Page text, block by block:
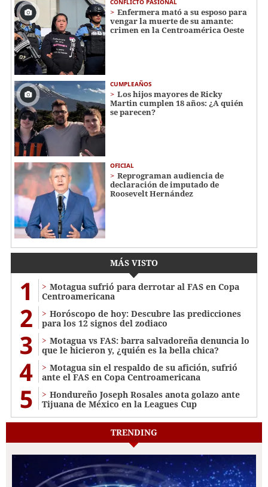
CONFLICTO PASIONAL
Enfermera mató a su esposo para
vengar la muerte de su amante:
crimen en la Centroamérica Oeste
CUMPLEAÑOS
Los hijos mayores de Ricky
Martin cumplen 18 años: ¿A quién
se parecen?
OFICIAL
Reprograman audiencia de
declaración de imputado de
Roosevelt Hernández
MÁS VISTO
1
Motagua sufrió para derrotar al FAS en Copa
Centroamericana
2
Horóscopo de hoy: Descubre las predicciones
para los 12 signos del zodiaco
3
Motagua vs FAS: barra salvadoreña denuncia lo
que le hicieron y, ¿quién es la bella chica?
4
Motagua sin el respaldo de su afición, sufrió
ante el FAS en Copa Centroamericana
5
Hondureño Joseph Rosales anota golazo ante
Tijuana de México en la Leagues Cup
TRENDING